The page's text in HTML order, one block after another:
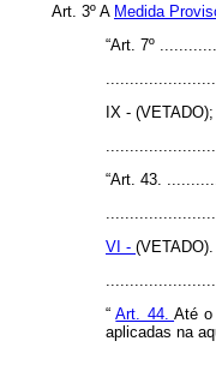
Art. 3º A Medida
“Art. 7º
IX - (VETADO);
“Art. 43.
VI - (VETADO).
“Art. 44.Até o
aplicadas na